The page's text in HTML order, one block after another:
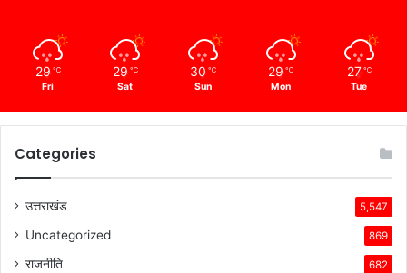
29 ℃
Fri
29 ℃
Sat
30 ℃
Sun
29 ℃
Mon
27 ℃
Tue
Categories
उत्तराखंड 5,547
Uncategorized 869
राजनीति 682